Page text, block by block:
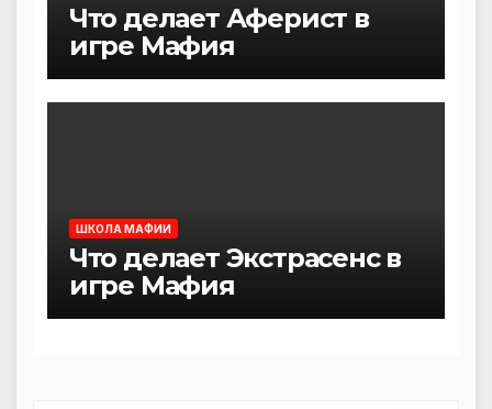
Что делает Аферист в
игре Мафия
ШКОЛА МАФИИ
Что делает Экстрасенс в
игре Мафия